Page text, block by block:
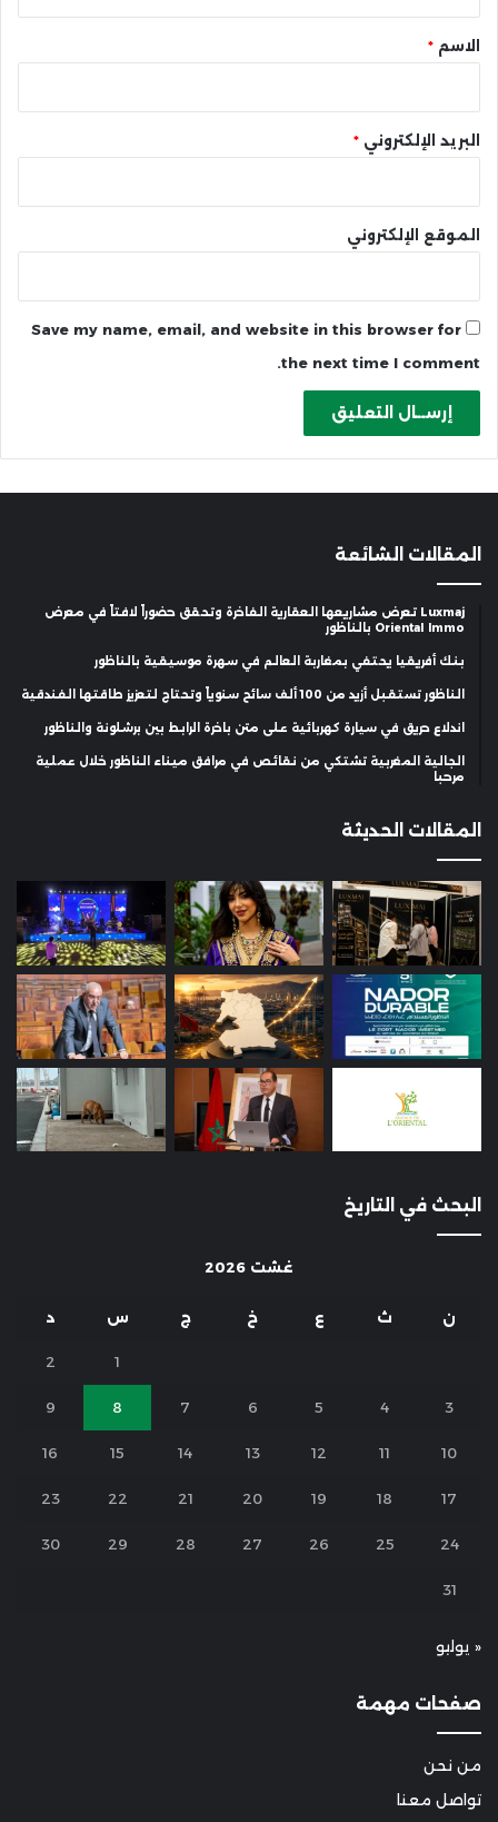
* الاسم *
البريد الإلكتروني *
الموقع الإلكتروني
Save my name, email, and website in this browser for
the next time I comment.
المقالات الشائعة
Luxmaj تعرض مشاريعها العقارية الفاخرة وتحقق حضوراً لافتاً في معرض
Oriental Immo بالناظور
بنك أفريقيا يحتفي بمغاربة العالم في سهرة موسيقية بالناظور
الناظور تستقبل أزيد من 100 ألف سائح سنوياً وتحتاج لتعزيز طاقتها الفندقية
اندلاع حريق في سيارة كهربائية على متن باخرة الرابط بين برشلونة والناظور
الجالية المغربية تشتكي من نقائص في مرافق ميناء الناظور خلال عملية
مرحبا
المقالات الحديثة
البحث في التاريخ
غشت 2026
ن ث ع خ ج س د
1
2
3
4
5
6
7
8
9
10
11
12
13
14
15
16
17
18
19
20
21
22
23
24
25
26
27
28
29
30
31
« يوليو
صفحات مهمة
من نحن
تواصل معنا